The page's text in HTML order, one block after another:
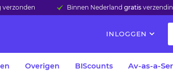
verzonden Binnen Nederlandgratis
INLOGGEN
Overigen BIScounts Av-as-a-